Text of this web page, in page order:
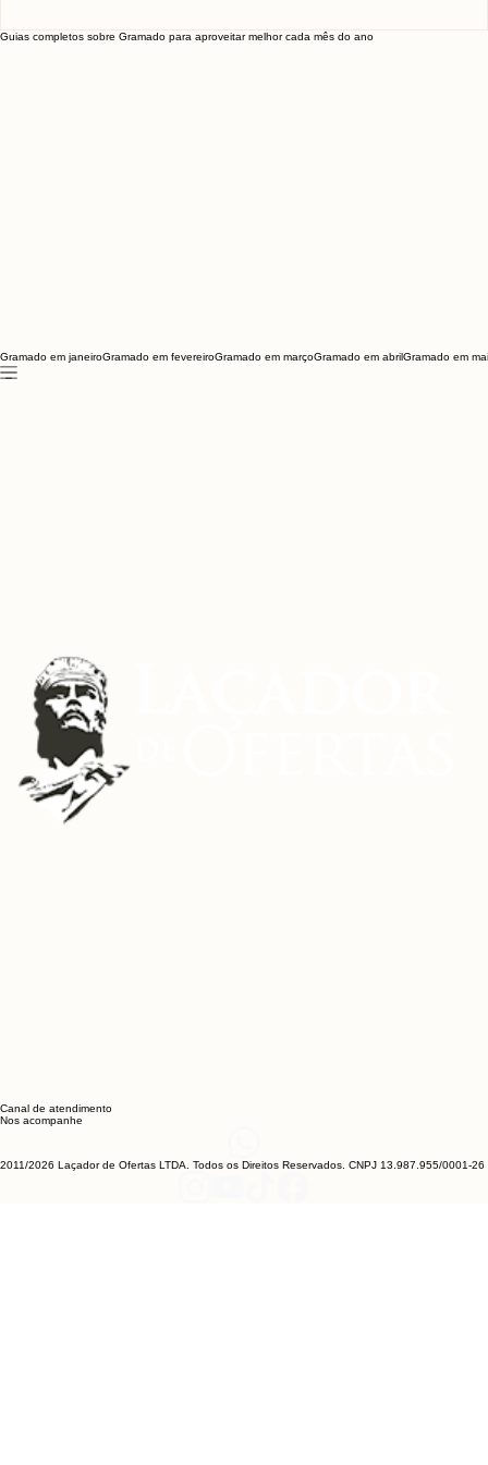
Vitivinícola Jolimont: Vale a pena?
Guias completos sobre Gramado para aproveitar melhor cada mês do ano
Gramado em janeiroGramado em fevereiroGramado em marçoGramado em abrilGramado em